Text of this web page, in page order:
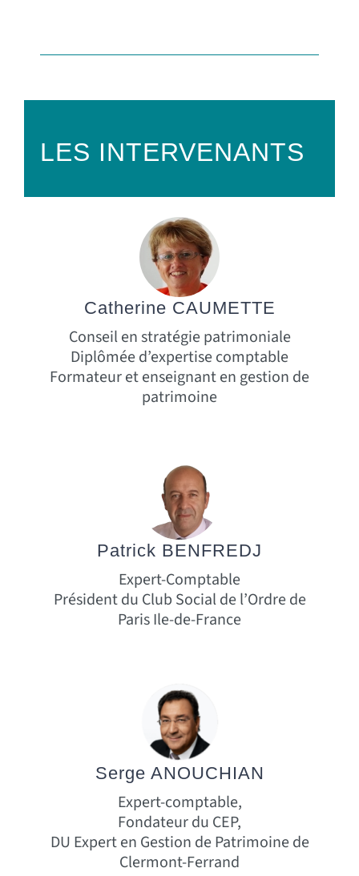
LES INTERVENANTS
Catherine CAUMETTE
Conseil en stratégie patrimoniale
Diplômée d’expertise comptable
Formateur et enseignant en gestion de
patrimoine
Patrick BENFREDJ
Expert-Comptable
Président du Club Social de l’Ordre de
Paris Ile-de-France
Serge ANOUCHIAN
Expert-comptable,
Fondateur du CEP,
DU Expert en Gestion de Patrimoine de
Clermont-Ferrand